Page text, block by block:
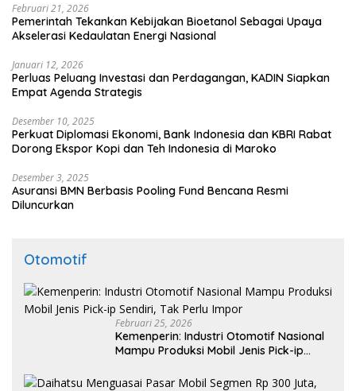
Februari 21, 2026
Pemerintah Tekankan Kebijakan Bioetanol Sebagai Upaya
Akselerasi Kedaulatan Energi Nasional
Januari 12, 2026
Perluas Peluang Investasi dan Perdagangan, KADIN Siapkan
Empat Agenda Strategis
Desember 10, 2025
Perkuat Diplomasi Ekonomi, Bank Indonesia dan KBRI Rabat
Dorong Ekspor Kopi dan Teh Indonesia di Maroko
Desember 3, 2025
Asuransi BMN Berbasis Pooling Fund Bencana Resmi
Diluncurkan
Otomotif
Februari 25, 2026
Kemenperin: Industri Otomotif Nasional
Mampu Produksi Mobil Jenis Pick-ip